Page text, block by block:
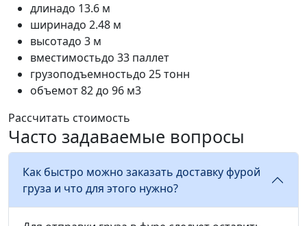
длинадо 13.6 м
ширинадо 2.48 м
высотадо 3 м
вместимостьдо 33 паллет
грузоподъемностьдо 25 тонн
объемот 82 до 96 м3
Рассчитать стоимость
Часто задаваемые вопросы
Как быстро можно заказать доставку фурой
груза и что для этого нужно?